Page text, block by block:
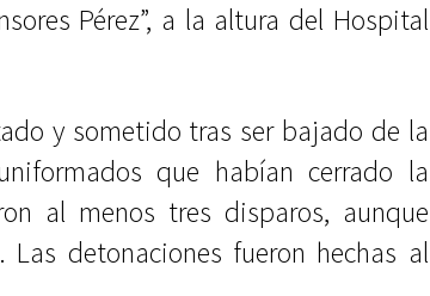
Pérez”, a la altura del Hospital
y sometido tras ser bajado de la
que habían cerrado la
al menos tres disparos, aunque
detonaciones fueron hechas al